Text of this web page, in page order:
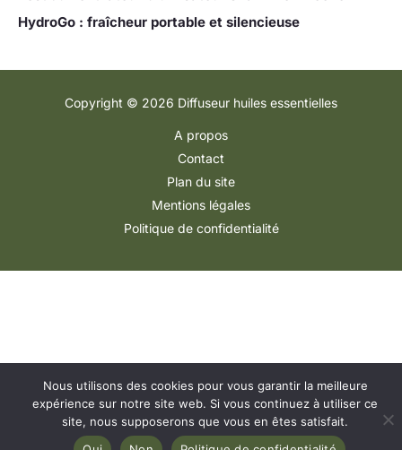
HydroGo : fraîcheur portable et silencieuse
Copyright © 2026 Diffuseur huiles essentielles
A propos
Contact
Plan du site
Mentions légales
Politique de confidentialité
Nous utilisons des cookies pour vous garantir la meilleure
expérience sur notre site web. Si vous continuez à utiliser ce
site, nous supposerons que vous en êtes satisfait.